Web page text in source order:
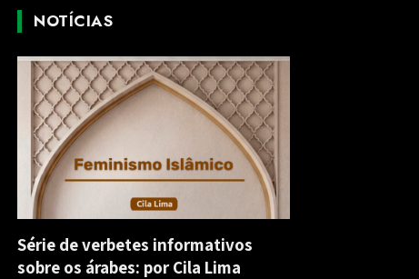
NOTÍCIAS
Série de verbetes informativos
sobre os árabes: por Cila Lima